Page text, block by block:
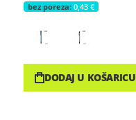
0,43 €
DODAJ U KOŠARICU